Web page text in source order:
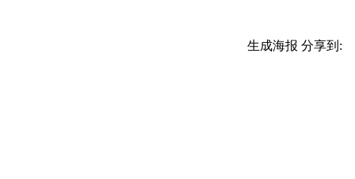
生成海报 分享到: